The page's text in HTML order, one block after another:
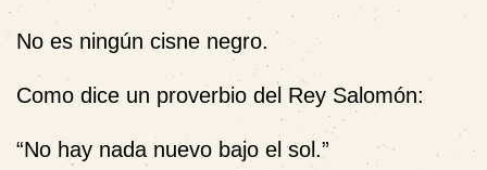
No es ningún cisne negro.
Como dice un proverbio del Rey Salomón:
“No hay nada nuevo bajo el sol.”